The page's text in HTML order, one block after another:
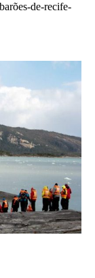
de-recife-